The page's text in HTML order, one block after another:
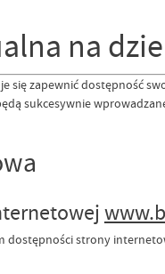
na
się zapewnić dostępność
sukcesywnie
dostępności strony